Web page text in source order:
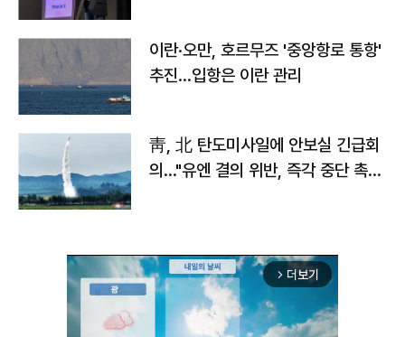
이란·오만, 호르무즈 '중앙항로 통항'
추진…입항은 이란 관리
靑, 北 탄도미사일에 안보실 긴급회
의…"유엔 결의 위반, 즉각 중단 촉
arrow_forward_ios 더보기